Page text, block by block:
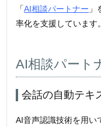
「AI相談パートナー
率化を支援しています。
AI相談パート
会話の自動テキ
AI音声認識技術を用い